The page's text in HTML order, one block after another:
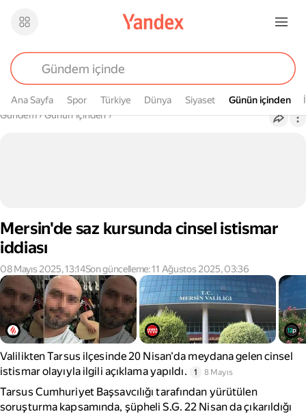
Ana Sayfa Spor Türkiye Dünya Siyaset Günün içinden
Günün içinden
Buradasın
Gündem› Günün içinden›
Mersin'de saz kursunda cinsel istismar
iddiası
08 Mayıs 2025, 13:14Son güncelleme: 11 Ağustos 2025, 03:36
Valilikten Tarsus ilçesinde 20 Nisan'da meydana gelen cinsel
istismar olayıyla ilgili açıklama yapıldı.
1 8 Mayıs
Tarsus Cumhuriyet Başsavcılığı tarafından yürütülen
soruşturma kapsamında, şüpheli S.G. 22 Nisan da çıkarıldığı